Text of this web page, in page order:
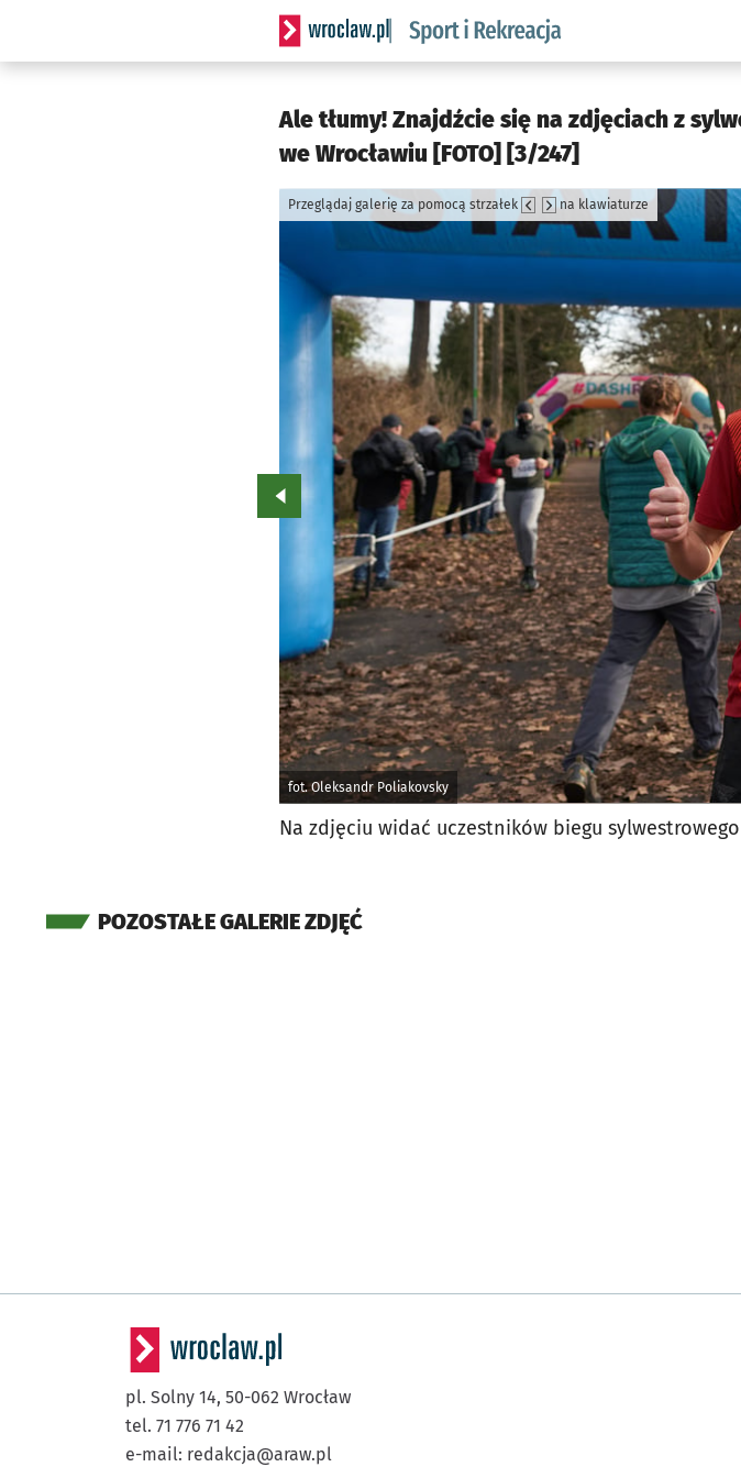
Serwis informacyjny wroclaw.pl podserwis: Sport i
Ale tłumy! Znajdźcie się na zdjęciach z
we Wrocławiu [FOTO] [3/247]
fot. Oleksandr Poliakovsky
Przeglądaj galerię za pomocą strzałek na klawiaturze
Przejdź do poprzedniego zdjęcia.
Na zdjęciu widać uczestników biegu
POZOSTAŁE GALERIE ZDJĘĆ
pl. Solny 14, 50-062 Wrocław
tel. 71 776 71 42
e-mail: redakcja@araw.pl